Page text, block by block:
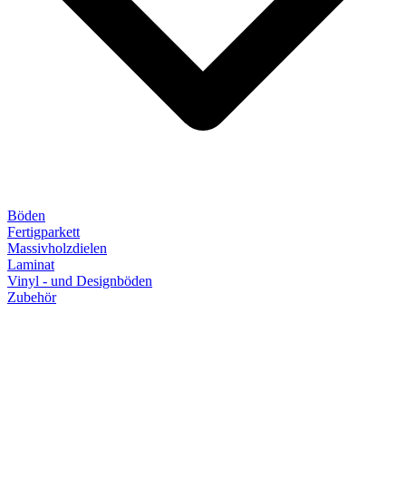
Böden
Fertigparkett
Massivholzdielen
Laminat
Vinyl - und Designböden
Zubehör